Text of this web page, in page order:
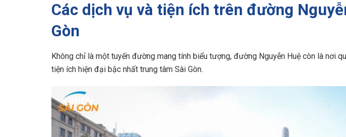
Các dịch vụ và tiện ích trên đường
Gòn
Không chỉ là một tuyến đường mang tính biểu tượng, đường Nguyễn Huệ còn là nơi
tiện ích hiện đại bậc nhất trung tâm Sài Gòn.